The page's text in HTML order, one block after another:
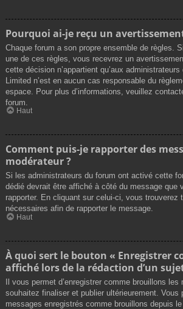
Pourquoi ai-je reçu un
Chaque forum a son propre ensemble de règles.
une de ces règles, vous recevrez un
cette décision n’appartient qu’aux
Limited n’est en aucun cas responsable du
espace. Pour plus d’informations, veuillez
forum.
Haut
Comment puis-je rapporter des
modérateur ?
Si les administrateurs du forum ont activé cette
dédié devrait être affiché à côté du message que
rapporter. En cliquant sur celui-ci, vous trouverez
nécessaires afin de rapporter le message.
Haut
À quoi sert le bouton « Enregistrer
affiché lors de la rédaction d’un
Il vous permet d’enregistrer comme brouillons
souhaitez finaliser et publier ultérieurement. Vous
messages enregistrés comme brouillons depuis